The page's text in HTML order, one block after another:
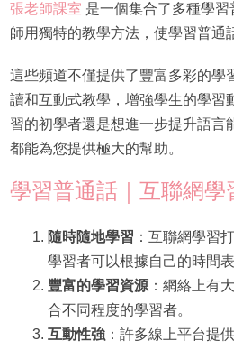
張老師課室 是一個集合了多種學
師用獨特的教學方法，使學習普通
這些頻道不僅提供了豐富多彩的學
讀和互動式教學，增強學生的學習
習的初學者還是想進一步提升語言
都能為您提供極大的幫助。
學習普通話｜互聯網學
隨時隨地學習 ：互聯網學習
學習者可以根據自己的時間表
豐富的學習資源：網絡上有
合不同程度的學習者。
互動性強：許多線上平台提